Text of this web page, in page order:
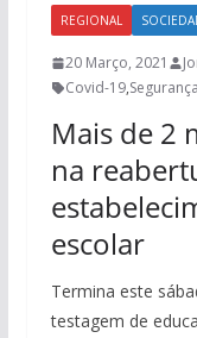
REGIONAL
20 Março, 2021
Covid-19,
Mais de 2
na
escolar
Termina este
testagem de